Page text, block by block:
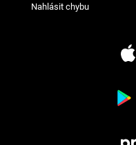
Nahlásit chybu